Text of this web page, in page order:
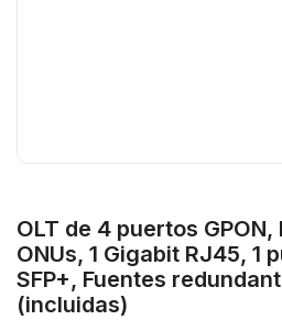
OLT de 4 puertos GPON,
ONUs, 1 Gigabit RJ45, 1
SFP+, Fuentes
(incluidas)